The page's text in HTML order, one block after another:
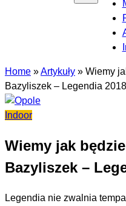
Home »Artykuły » Wiemy
Bazyliszek – Legendia
Indoor
Wiemy jak będzie
Bazyliszek –
Legendia nie zwalnia